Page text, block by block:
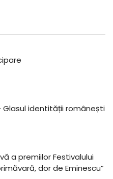
Glasul identității românești
a premiilor Festivalului
dor de Eminescu”